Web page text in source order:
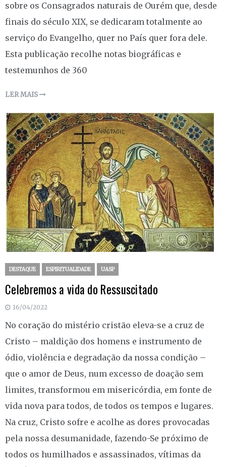
sobre os Consagrados naturais de Ourém que, desde
finais do século XIX, se dedicaram totalmente ao
serviço do Evangelho, quer no País quer fora dele.
Esta publicação recolhe notas biográficas e
testemunhos de 360
LER MAIS
DESTAQUE ESPIRITUALIDADE UASP
Celebremos a vida do Ressuscitado
16/04/2022
No coração do mistério cristão eleva-se a cruz de
Cristo – maldição dos homens e instrumento de
ódio, violência e degradação da nossa condição –
que o amor de Deus, num excesso de doação sem
limites, transformou em misericórdia, em fonte de
vida nova para todos, de todos os tempos e lugares.
Na cruz, Cristo sofre e acolhe as dores provocadas
pela nossa desumanidade, fazendo-Se próximo de
todos os humilhados e assassinados, vítimas da